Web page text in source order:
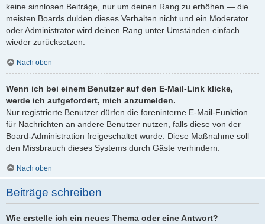
keine sinnlosen Beiträge, nur um deinen Rang zu erhöhen — die
meisten Boards dulden dieses Verhalten nicht und ein Moderator
oder Administrator wird deinen Rang unter Umständen einfach
wieder zurücksetzen.
Nach oben
Wenn ich bei einem Benutzer auf den E-Mail-Link klicke,
werde ich aufgefordert, mich anzumelden.
Nur registrierte Benutzer dürfen die foreninterne E-Mail-Funktion
für Nachrichten an andere Benutzer nutzen, falls diese von der
Board-Administration freigeschaltet wurde. Diese Maßnahme soll
den Missbrauch dieses Systems durch Gäste verhindern.
Nach oben
Beiträge schreiben
Wie erstelle ich ein neues Thema oder eine Antwort?